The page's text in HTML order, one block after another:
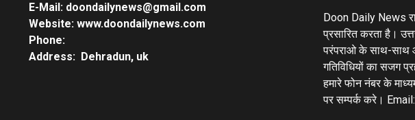
E-Mail: doondailynews@gmail.com
Website: www.doondailynews.com
Phone:
Address: Dehradun, uk
Doon Daily News
प्रसारित करता है।
परंपराओ के साथ-साथ
गतिविधियों का सजग
हमारे फोन नंबर के
पर सम्पर्क करे।